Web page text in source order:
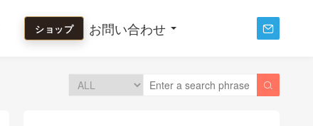
ショップ お問い合わせ 
